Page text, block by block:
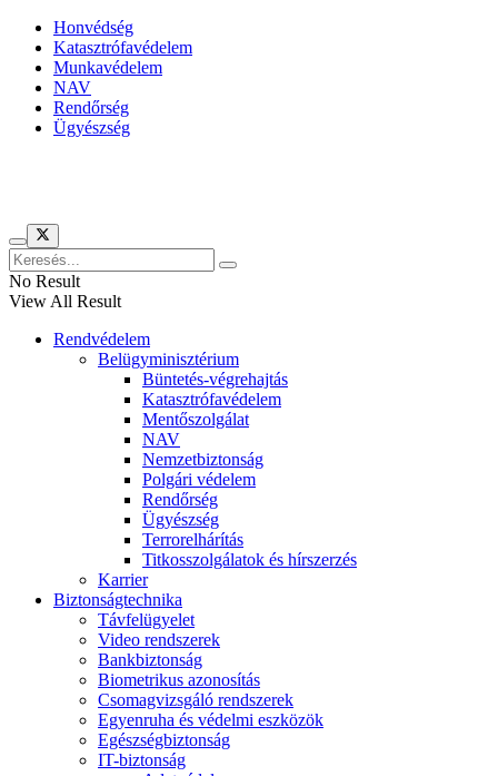
Honvédség
Katasztrófavédelem
Munkavédelem
NAV
Rendőrség
Ügyészség
No Result
View All Result
Rendvédelem
Belügyminisztérium
Büntetés-végrehajtás
Katasztrófavédelem
Mentőszolgálat
NAV
Nemzetbiztonság
Polgári védelem
Rendőrség
Ügyészség
Terrorelhárítás
Titkosszolgálatok és hírszerzés
Karrier
Biztonságtechnika
Távfelügyelet
Video rendszerek
Bankbiztonság
Biometrikus azonosítás
Csomagvizsgáló rendszerek
Egyenruha és védelmi eszközök
Egészségbiztonság
IT-biztonság